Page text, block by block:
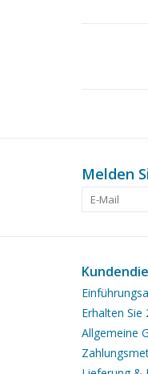
Melden
Erhalten Sie
Allgemeine